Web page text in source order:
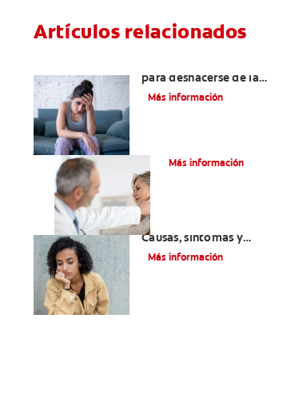
Artículos relacionados
para deshacerse de las
lesiones bucales
Más información
Más información
Queilitis angular:
Causas, síntomas y
tratamientos
Más información